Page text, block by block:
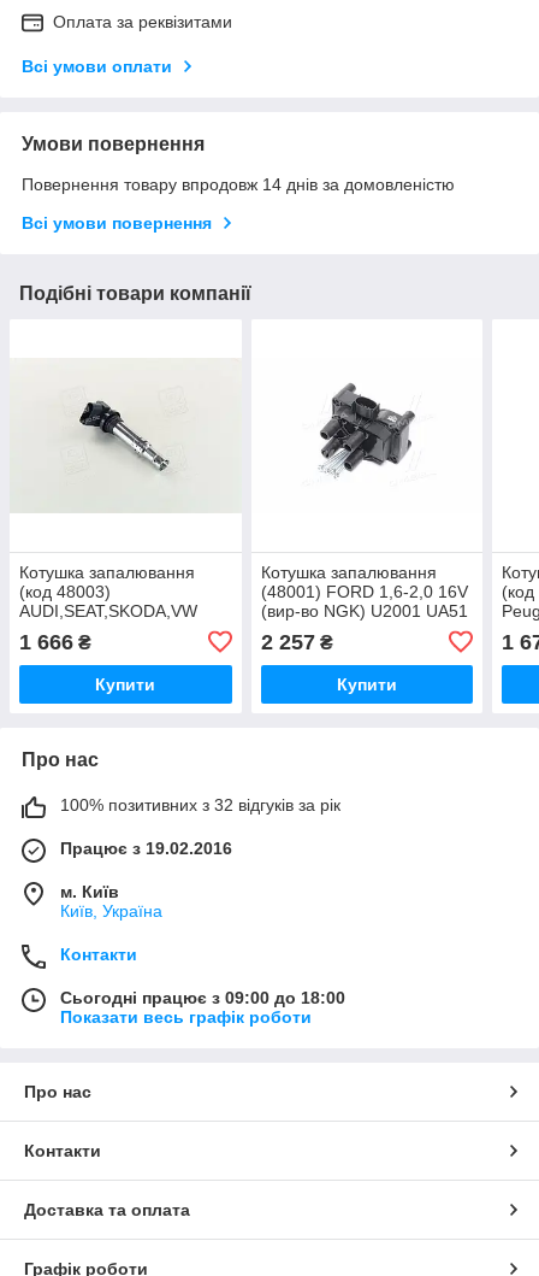
Оплата за реквізитами
Всі умови оплати
Умови повернення
Повернення товару впродовж 14 днів за домовленістю
Всі умови повернення
Подібні товари компанії
Котушка запалювання
(код 48003)
AUDI,SEAT,SKODA,VW
(вир-во NGK) U5002 UA51
1 666 ₴
Купити
Котушка запалювання
(48001) FORD 1,6-2,0 16V
(вир-во NGK) U2001 UA51
2 257₴
Купити
1
Про нас
100% позитивних з 32 відгуків за рік
Працює з 19.02.2016
м. Київ
Київ, Україна
Контакти
Сьогодні працює з 09:00 до 18:00
Показати весь графік роботи
Про нас
Контакти
Доставка та оплата
Графік роботи